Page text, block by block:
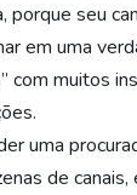
porque seu
em uma
com muitos
uma
de